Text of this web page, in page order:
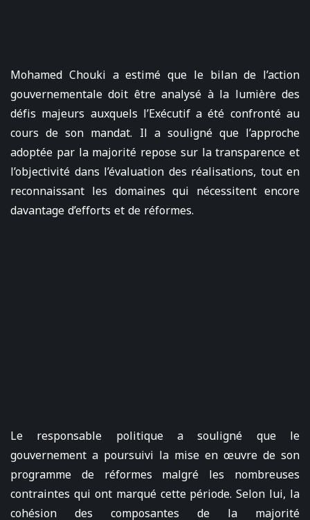
Mohamed Chouki a estimé que le bilan de l’action
gouvernementale doit être analysé à la lumière des
défis majeurs auxquels l’Exécutif a été confronté au
cours de son mandat. Il a souligné que l’approche
adoptée par la majorité repose sur la transparence et
l’objectivité dans l’évaluation des réalisations, tout en
reconnaissant les domaines qui nécessitent encore
davantage d’efforts et de réformes.
Le responsable politique a souligné que le
gouvernement a poursuivi la mise en œuvre de son
programme de réformes malgré les nombreuses
contraintes qui ont marqué cette période. Selon lui, la
cohésion des composantes de la majorité